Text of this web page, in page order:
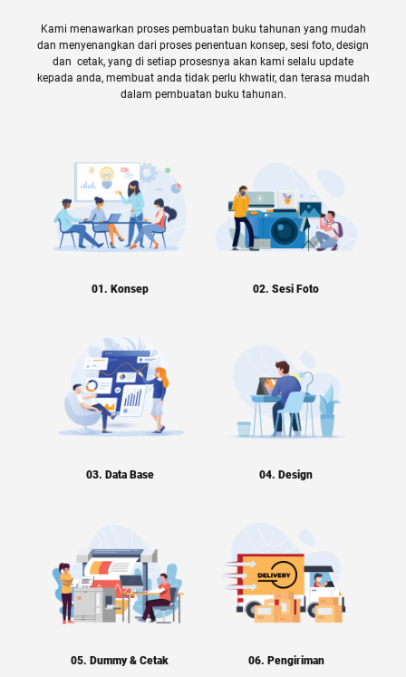
Kami menawarkan proses pembuatan buku tahunan yang mudah
dan menyenangkan dari proses penentuan konsep, sesi foto, design
dan cetak, yang di setiap prosesnya akan kami selalu update
kepada anda, membuat anda tidak perlu khwatir, dan terasa mudah
dalam pembuatan buku tahunan.
01. Konsep 02. Sesi Foto
03. Data Base 04. Design
05. Dummy & Cetak 06. Pengiriman